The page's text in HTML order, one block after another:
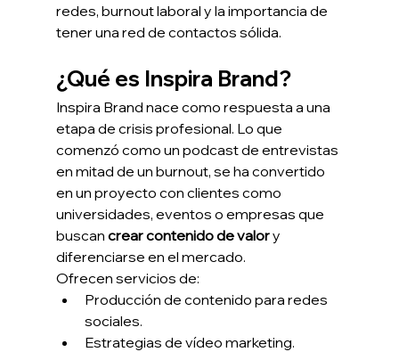
redes, burnout laboral y la importancia de
tener una red de contactos sólida.
¿Qué es Inspira Brand?
Inspira Brand nace como respuesta a una
etapa de crisis profesional. Lo que
comenzó como un podcast de entrevistas
en mitad de un burnout, se ha convertido
en un proyecto con clientes como
universidades, eventos o empresas que
buscan crear contenido de valor y
diferenciarse en el mercado.
Ofrecen servicios de:
Producción de contenido para redes
sociales.
Estrategias de vídeo marketing.